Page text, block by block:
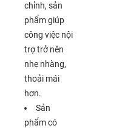
chỉnh, sản
phẩm giúp
công việc nội
trợ trở nên
nhẹ nhàng,
thoải mái
hơn.
Sản
phẩm có